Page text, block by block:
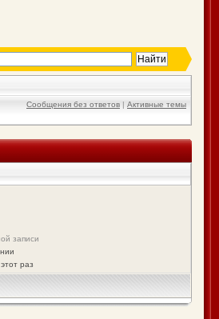
Сообщения без ответов | Активные темы
записи
раз